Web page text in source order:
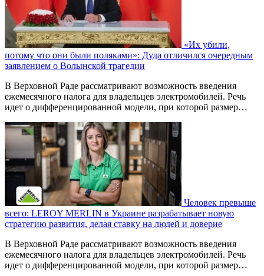
«Их убили,
потому что они были поляками»: Дуда отличился очередным
заявлением о Волынской трагедии
В Верховной Раде рассматривают возможность введения
ежемесячного налога для владельцев электромобилей. Речь
идет о дифференцированной модели, при которой размер…
Человек превыше
всего: LEROY MERLIN в Украине разрабатывает новую
стратегию развития, делая ставку на людей и доверие
В Верховной Раде рассматривают возможность введения
ежемесячного налога для владельцев электромобилей. Речь
идет о дифференцированной модели, при которой размер…